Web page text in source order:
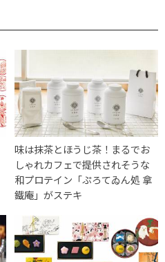
味は抹茶とほうじ茶！まるでお
しゃれカフェで提供されそうな
和プロテイン「ぷろてゐん処 拿
鐵庵」がステキ